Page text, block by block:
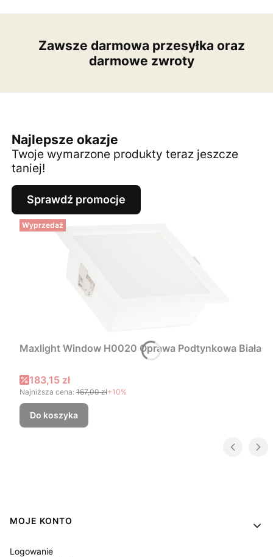
Zawsze darmowa przesyłka oraz
darmowe zwroty
Najlepsze okazje
Twoje wymarzone produkty teraz jeszcze
taniej!
Sprawdź promocje
Wyprzedaż
Maxlight Window H0020 Oprawa Podtynkowa Biała
Cena promocyjna
183,15 zł
Najniższa cena: 167,00 zł+10%
Do koszyka
Linki w stopce
MOJE KONTO
Logowanie